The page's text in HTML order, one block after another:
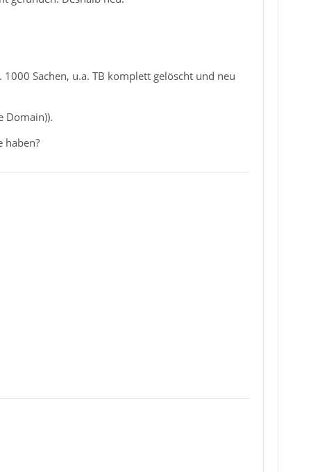
1000 Sachen, u.a. TB komplett gelöscht und neu
Domain)).
haben?